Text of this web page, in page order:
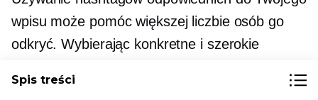
wpisu może pomóc większej liczbie osób go
odkryć. Wybierając konkretne i szerokie
zwrócenie większej uwagi na swoje treści dzięki
Spis treści